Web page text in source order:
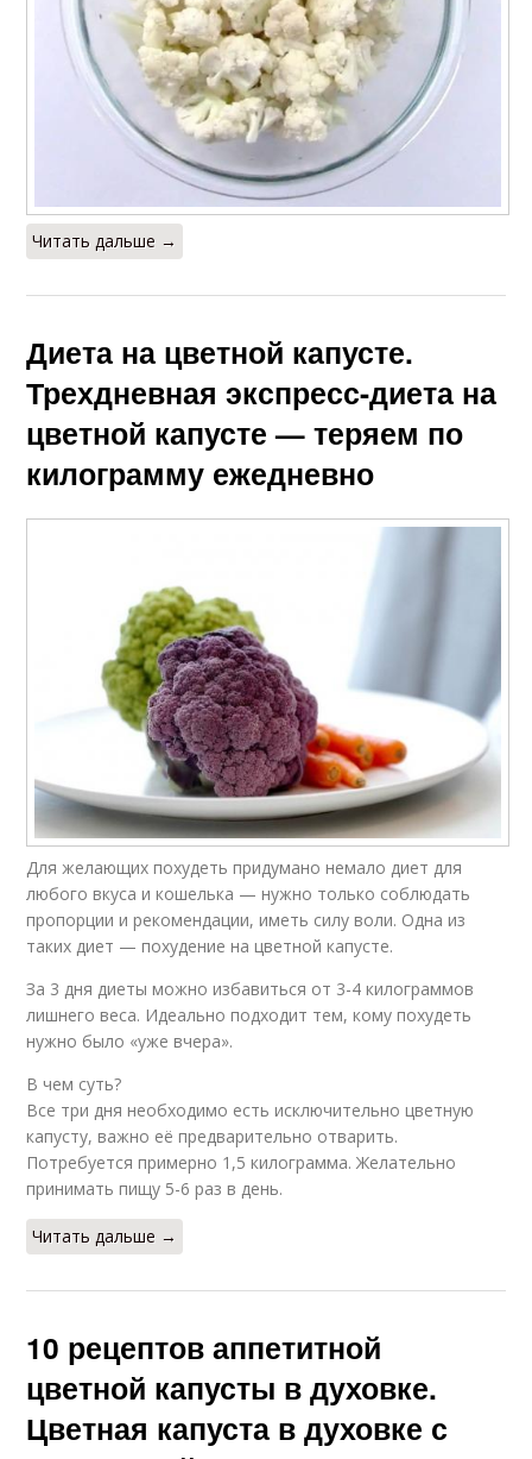
Читать дальше →
Диета на цветной капусте.
Трехдневная экспресс-диета на
цветной капусте — теряем по
килограмму ежедневно
Для желающих похудеть придумано немало диет для
любого вкуса и кошелька — нужно только соблюдать
пропорции и рекомендации, иметь силу воли. Одна из
таких диет — похудение на цветной капусте.
За 3 дня диеты можно избавиться от 3-4 килограммов
лишнего веса. Идеально подходит тем, кому похудеть
нужно было «уже вчера».
В чем суть?
Все три дня необходимо есть исключительно цветную
капусту, важно её предварительно отварить.
Потребуется примерно 1,5 килограмма. Желательно
принимать пищу 5-6 раз в день.
Читать дальше →
10 рецептов аппетитной
цветной капусты в духовке.
Цветная капуста в духовке с